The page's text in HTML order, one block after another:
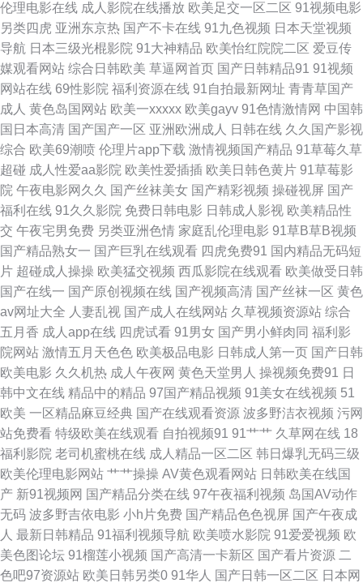
线 久久精点视频 欧美性爱在线 五月天福利影院 超碰92探花 国产一二不卡
久草社区在线观看 欧美日韩国产电影 51自拍网 97资源欧美 超碰有码在线 国
产精品爽歪歪 精品熟女一区二区 91大神磁力 成人無碼視頻 国产精品艹 黄色
污视频在线观 欧美色网导航 三级片日韩有码 亚洲探花在线观看 91视频网页
wwwcn色 国产110页浮力 另类亚洲色图 三级片操逼 亚洲第一夜 91极品反差
国产性交网 麻豆福利社 人人搞超碰免费 婷婷基地qvod 亚洲天堂综合网 91
午夜电影院 成人A大片 国精品久久 久久综合色网 51性爱视频 AV网地址 国产
在线91网站 久久免费一二三 欧美日韩色图 天天干网 最新五月丁香网 AV很
很色 福利午夜偷拍 九九精品无码这里 青青草大香蕉福利 婷婷五月天99 91操
操 AV91网 东方AV成人影视 九一精品久久 人妖自慰网址 亚洲无码电源 91色
精品网站 成人日韩 九一性爱免视频 欧美性交一区二区 四虎影院欧美系列 尤
物福利导航 超碰97av 国模91 美国一级毛卡 日韩国产久久 午夜在线视频导
航 97超碰在线免费 国产精品日韩欧美 狼友秘密入口 日韩精品影片 午夜香蕉
视频 91黄色网入口一 超碰日日夜夜 九九热六 欧美在线电影群P 69av福利 操
伦理电影在线 成人影院在线播放 欧美足交一区二区 91视频电影
另类四虎 亚洲东京热 国产不卡在线 91九色视频 日本天堂视频
导航 日本三级光棍影院 91大神精品 欧美怡红院院二区 爱豆传
媒观看网站 综合日韩欧美 草逼网首页 国产日韩精品91 91视频
网站在线 69性影院 福利资源在线 91自拍最新网址 青青草国产
成人 黄色岛国网站 欧美一xxxxx 欧美gayv 91色情激情网 中国韩
国日本高清 国产国产一区 亚洲欧洲成人 日韩在线 久久国产影视
综合 欧美69潮喷 伦理片app下载 激情视频国产精品 91草莓久草
超碰 成人性爱aa影院 欧美性爱插插 欧美日韩色黄片 91草莓影
院 午夜电影网久久 国产丝袜美女 国产精彩视频 操碰视屏 国产
福利在线 91久久影院 免费日韩电影 日韩成人影视 欧美精品性
交 午夜宅男免费 另类亚洲色情 家庭乱伦理电影 91草B草B视频
国产精品熟女一 国产巨乳在线观看 四虎免费91 国内精品无码短
片 超碰成人操操 欧美猛交视频 西瓜影院在线观看 欧美做受日韩
国产在线一 国产原创视频在线 国产视频高清 国产丝袜一区 黄色
av网址大全 人妻乱视 国产成人在线网站 久草视频资源站 综合
五月香 成人app在线 四虎试看 91男女 国产男小鲜肉同 福利影
院网站 激情五月天色色 欧美极品电影 日韩成人第一页 国产日韩
欧美电影 久久机热 成人午夜网 黄色天堂男人 操视频免费91 日
韩中文在线 精品中的精品 97国产精品视频 91美女在线视频 51
欧美 一区精品麻豆经典 国产在线观看资源 波多野洁衣视频 污网
站免费看 特级欧美在线观看 自拍视频91 91艹艹 久草网在线 18
福利影院 老司机蜜桃在线 成人精品一区二区 韩日爆乳无码三级
欧美伦理电影网站 艹艹操操 AV黄色观看网站 日韩欧美在线国
产 新91视频网 国产精品分类在线 97午夜福利视频 岛国AV动作
无码 波多野吉依电影 小h片免费 国产精品色色视屏 国产午夜成
人 最新日韩精品 91福利视频导航 欧美喷水影院 91爱爱视频 欧
美色图论坛 91榴莲小视频 国产高清一卡新区 国产看片资源 二
色吧97资源站 欧美日韩另类0 91华人 国产日韩一区二区 日本网